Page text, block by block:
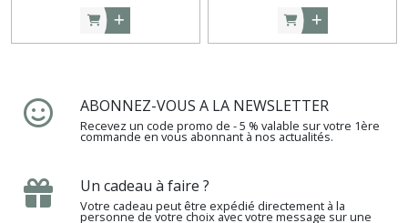
ABONNEZ-VOUS A LA NEWSLETTER
Recevez un code promo de - 5 % valable sur votre 1ère
commande en vous abonnant à nos actualités.
Un cadeau à faire ?
Votre cadeau peut être expédié directement à la
personne de votre choix avec votre message sur une
résultats